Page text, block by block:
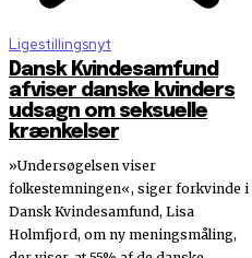
Ligestillingsnyt
Dansk Kvindesamfund
afviser danske kvinders
udsagn om seksuelle
krænkelser
»Undersøgelsen viser
folkestemningen«, siger forkvinde i
Dansk Kvindesamfund, Lisa
Holmfjord, om ny meningsmåling,